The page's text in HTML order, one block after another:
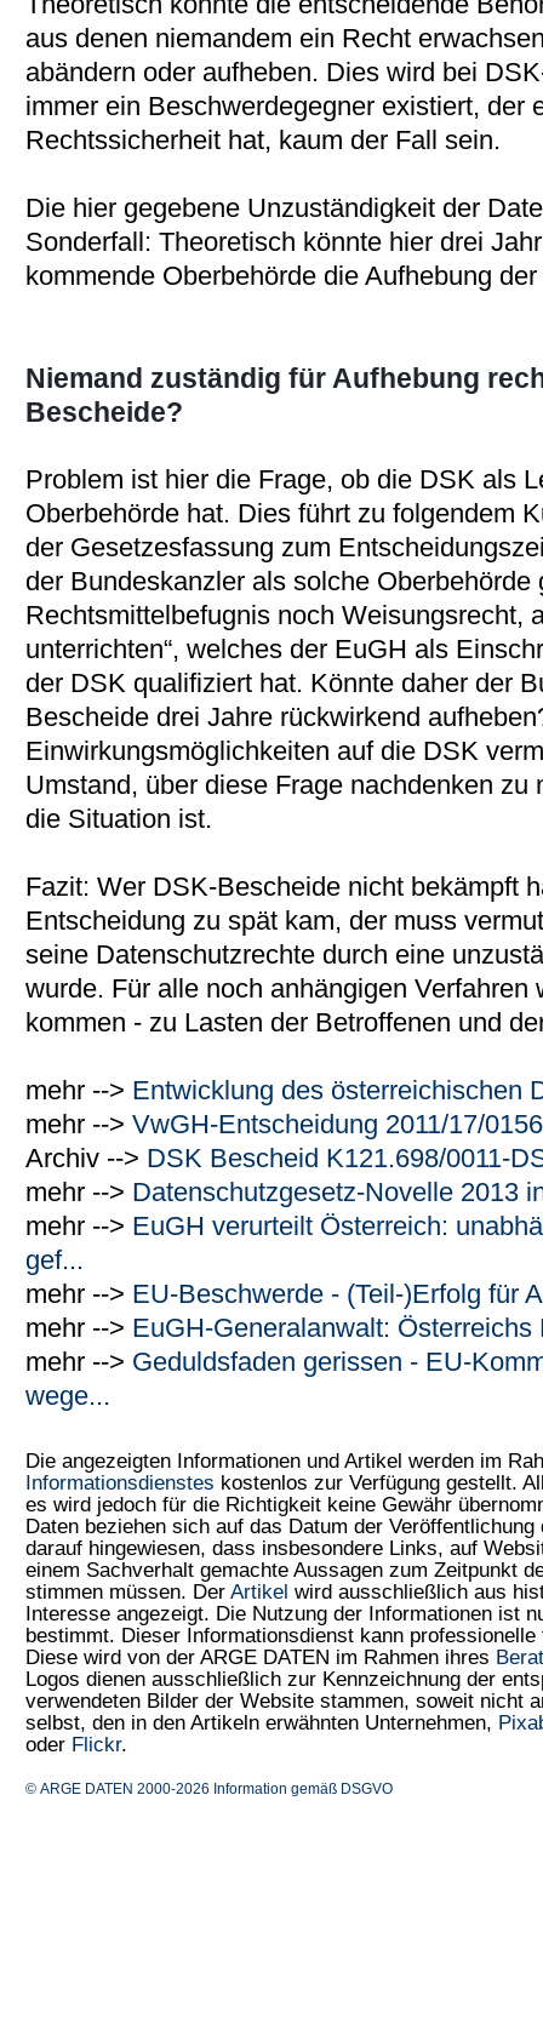
aus denen niemandem ein Recht
abändern oder aufheben. Dies wird bei
immer ein Beschwerdegegner existiert, der
Rechtssicherheit hat, kaum der Fall sein.
Die hier gegebene Unzuständigkeit der
Sonderfall: Theoretisch könnte hier drei
kommende Oberbehörde die Aufhebung
Niemand zuständig für Aufhebung
Bescheide?
Problem ist hier die Frage, ob die DSK als
Oberbehörde hat. Dies führt zu folgendem
der Gesetzesfassung zum
der Bundeskanzler als solche
Rechtsmittelbefugnis noch Weisungsrecht,
unterrichten“, welches der EuGH als
der DSK qualifiziert hat. Könnte daher der
Bescheide drei Jahre rückwirkend
Einwirkungsmöglichkeiten auf die DSK
Umstand, über diese Frage nachdenken zu
die Situation ist.
Fazit: Wer DSK-Bescheide nicht bekämpft
Entscheidung zu spät kam, der muss
seine Datenschutzrechte durch eine
wurde. Für alle noch anhängigen
kommen - zu Lasten der Betroffenen und
mehr --> Entwicklung des österreichischen
mehr --> VwGH-Entscheidung 2011/17/0156
Archiv --> DSK Bescheid K121.698/0011-
mehr --> Datenschutzgesetz-Novelle 2013
mehr --> EuGH verurteilt Österreich:
gef...
mehr --> EU-Beschwerde - (Teil-)Erfolg für
mehr --> EuGH-Generalanwalt:
mehr --> Geduldsfaden gerissen - EU-
wege...
Die angezeigten Informationen und Artikel werden im
Informationsdienstes kostenlos zur Verfügung gestellt.
es wird jedoch für die Richtigkeit keine Gewähr
Daten beziehen sich auf das Datum der
darauf hingewiesen, dass insbesondere Links, auf
einem Sachverhalt gemachte Aussagen zum Zeitpunkt
stimmen müssen. Der Artikel wird ausschließlich aus
Interesse angezeigt. Die Nutzung der Informationen ist
bestimmt. Dieser Informationsdienst kann
Diese wird von der ARGE DATEN im Rahmen ihres
Logos dienen ausschließlich zur Kennzeichnung der
verwendeten Bilder der Website stammen, soweit nicht
selbst, den in den Artikeln erwähnten Unternehmen,
oder Flickr.
© ARGE DATEN 2000-2026 Information gemäß DSGVO